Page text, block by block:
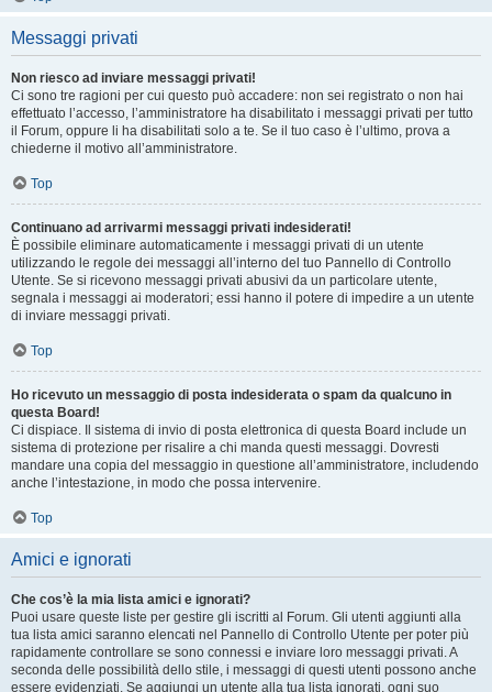
Messaggi privati
Non riesco ad inviare messaggi privati!
Ci sono tre ragioni per cui questo può accadere: non sei registrato o non hai
effettuato l’accesso, l’amministratore ha disabilitato i messaggi privati per tutto
il Forum, oppure li ha disabilitati solo a te. Se il tuo caso è l’ultimo, prova a
chiederne il motivo all’amministratore.
Top
Continuano ad arrivarmi messaggi privati indesiderati!
È possibile eliminare automaticamente i messaggi privati ​​di un utente
utilizzando le regole dei messaggi all’interno del tuo Pannello di Controllo
Utente. Se si ricevono messaggi privati ​​abusivi da un particolare utente,
segnala i messaggi ai moderatori; essi hanno il potere di impedire a un utente
di inviare messaggi privati​​.
Top
Ho ricevuto un messaggio di posta indesiderata o spam da qualcuno in
questa Board!
Ci dispiace. Il sistema di invio di posta elettronica di questa Board include un
sistema di protezione per risalire a chi manda questi messaggi. Dovresti
mandare una copia del messaggio in questione all’amministratore, includendo
anche l’intestazione, in modo che possa intervenire.
Top
Amici e ignorati
Che cos’è la mia lista amici e ignorati?
Puoi usare queste liste per gestire gli iscritti al Forum. Gli utenti aggiunti alla
tua lista amici saranno elencati nel Pannello di Controllo Utente per poter più
rapidamente controllare se sono connessi e inviare loro messaggi privati. A
seconda delle possibilità dello stile, i messaggi di questi utenti possono anche
essere evidenziati. Se aggiungi un utente alla tua lista ignorati, ogni suo